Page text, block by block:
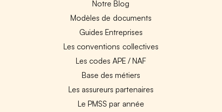
Notre Blog
Modèles de documents
Guides Entreprises
Les conventions collectives
Les codes APE / NAF
Base des métiers
Les assureurs partenaires
Le PMSS par année